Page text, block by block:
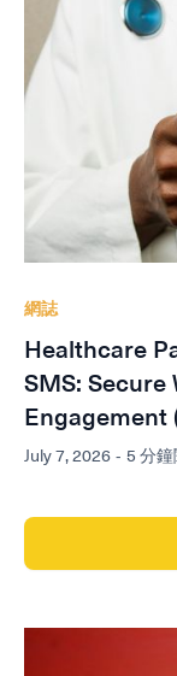
網誌
Healthcare
SMS:
Engagement
July 7, 2026 - 5 分